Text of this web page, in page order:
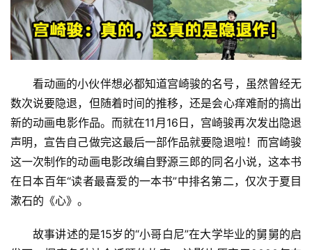
看动画的小伙伴想必都知道宫崎骏的名号，虽然曾经无
数次说要隐退，但随着时间的推移，还是会心痒难耐的搞出
新的动画电影作品。而就在11月16日，宫崎骏再次发出隐退
声明，宣告自己做完这最后一部作品就要隐退啦！而宫崎骏
这一次制作的动画电影改编自野源三郎的同名小说，这本书
在日本百年“读者最喜爱的一本书”中排名第二，仅次于夏目
漱石的《心》。
故事讲述的是15岁的“小哥白尼”在大学毕业的舅舅的启